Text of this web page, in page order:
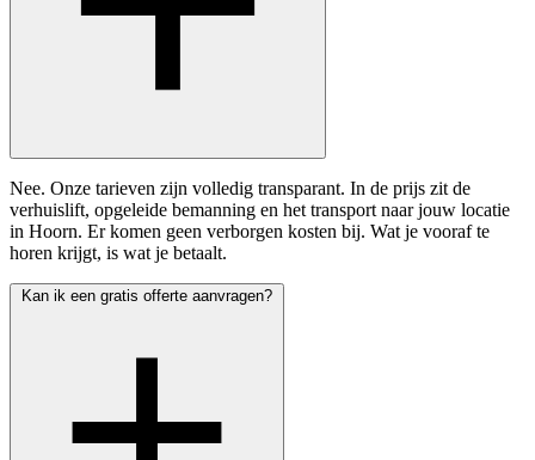
Nee. Onze tarieven zijn volledig transparant. In de prijs zit de
verhuislift, opgeleide bemanning en het transport naar jouw locatie
in Hoorn. Er komen geen verborgen kosten bij. Wat je vooraf te
horen krijgt, is wat je betaalt.
Kan ik een gratis offerte aanvragen?